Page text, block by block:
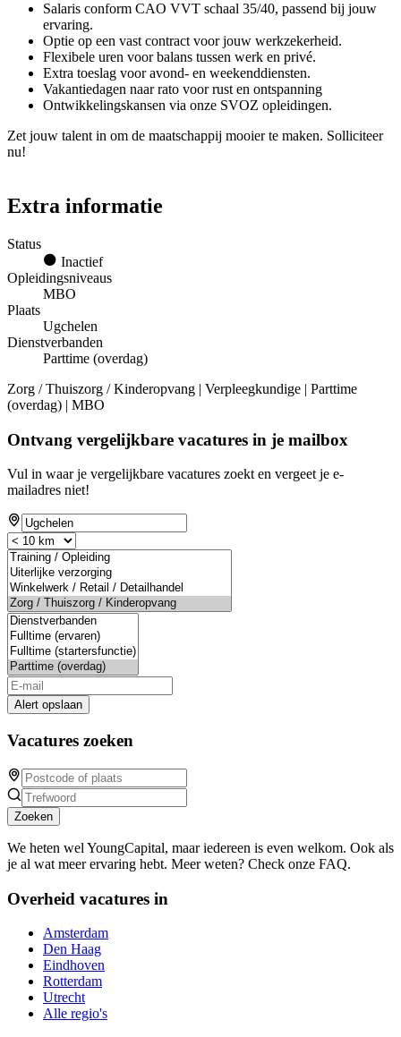
Salaris conform CAO VVT schaal 35/40, passend bij jouw
ervaring.
Optie op een vast contract voor jouw werkzekerheid.
Flexibele uren voor balans tussen werk en privé.
Extra toeslag voor avond- en weekenddiensten.
Vakantiedagen naar rato voor rust en ontspanning
Ontwikkelingskansen via onze SVOZ opleidingen.
Zet jouw talent in om de maatschappij mooier te maken. Solliciteer
nu!
Extra informatie
Status
Inactief
Opleidingsniveaus
MBO
Plaats
Ugchelen
Dienstverbanden
Parttime (overdag)
Zorg / Thuiszorg / Kinderopvang | Verpleegkundige | Parttime
(overdag) | MBO
Ontvang vergelijkbare vacatures in je mailbox
Vul in waar je vergelijkbare vacatures zoekt en vergeet je e-
mailadres niet!
Alert opslaan
Vacatures zoeken
Zoeken
We heten wel YoungCapital, maar iedereen is even welkom. Ook als
je al wat meer ervaring hebt. Meer weten? Check onze FAQ.
Overheid vacatures in
Amsterdam
Den Haag
Eindhoven
Rotterdam
Utrecht
Alle regio's